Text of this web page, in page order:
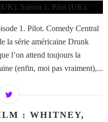
1. Pilot. Comedy Central
la série américaine Drunk
l’on attend toujours la
(enfin, moi pas vraiment),...
: WHITNEY,